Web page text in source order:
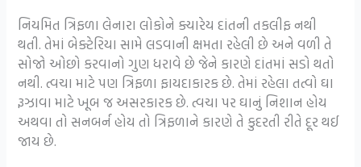
નિયમિત ત્રિફળા લેનારા લોકોને ક્યારેય દાંતની તકલીફ નથી
થતી. તેમાં બેક્ટેરિયા સામે લડવાની ક્ષમતા રહેલી છે અને વળી તે
સોજો ઓછો કરવાનો ગુણ ધરાવે છે જેને કારણે દાંતમાં સડો થતો
નથી. ત્વચા માટે પણ ત્રિફળા ફાયદાકારક છે. તેમાં રહેલા તત્વો ઘા
રૂઝાવા માટે ખૂબ જ અસરકારક છે. ત્વચા પર ઘાનું નિશાન હોય
અથવા તો સનબર્ન હોય તો ત્રિફળાને કારણે તે કુદરતી રીતે દૂર થઈ
જાય છે.